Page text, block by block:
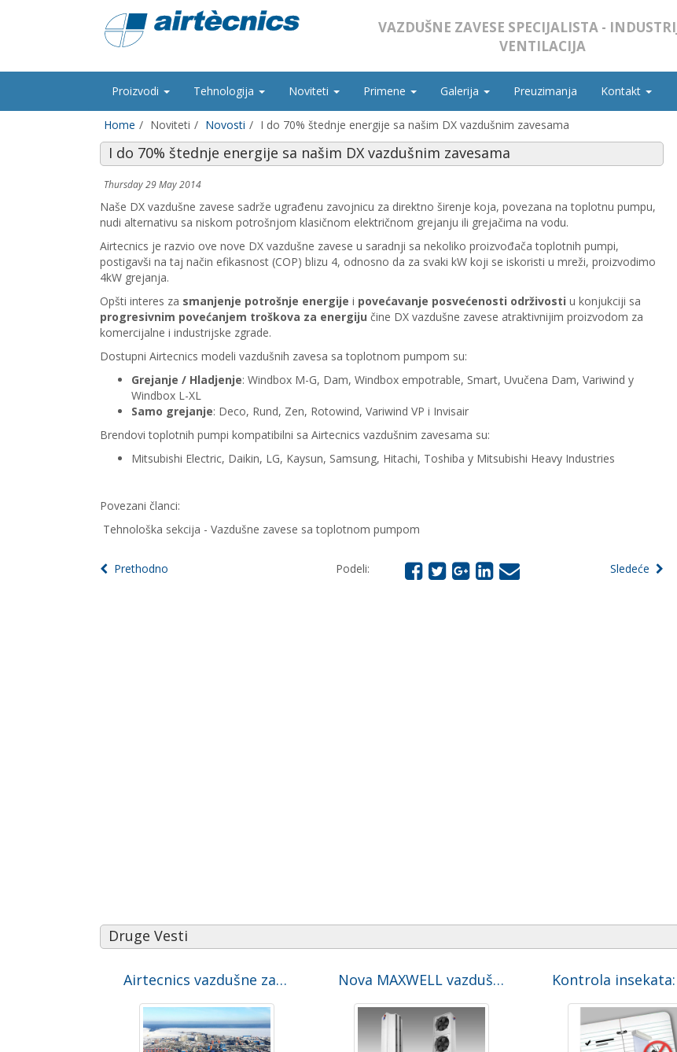
VAZDUŠNE ZAVESE SPECIJALISTA -
VENTILACIJA
Proizvodi Tehnologija Noviteti Primene Galerija Preuzimanja Kontakt
Home Noviteti Novosti I do 70% štednje energije sa našim DX vazdušnim zavesama
I do 70% štednje energije sa našim DX vazdušnim zavesama
Thursday 29 May 2014
Naše DX vazdušne zavese sadrže ugrađenu zavojnicu za direktno širenje koja, povezana na toplotnu pumpu,
nudi alternativu sa niskom potrošnjom klasičnom električnom grejanju ili grejačima na vodu.
Airtecnics je razvio ove nove DX vazdušne zavese u saradnji sa nekoliko proizvođača toplotnih pumpi,
postigavši na taj način efikasnost (COP) blizu 4, odnosno da za svaki kW koji se iskoristi u mreži, proizvodimo
4kW grejanja.
Opšti interes za smanjenje potrošnje energije i povećavanje posvećenosti održivosti u konjukciji sa
progresivnim povećanjem troškova za energiju čine DX vazdušne zavese atraktivnijim proizvodom za
komercijalne i industrijske zgrade.
Dostupni Airtecnics modeli vazdušnih zavesa sa toplotnom pumpom su:
Grejanje / Hladjenje: Windbox M-G, Dam, Windbox empotrable, Smart, Uvučena Dam, Variwind y
Windbox L-XL
Samo grejanje: Deco, Rund, Zen, Rotowind, Variwind VP i Invisair
Brendovi toplotnih pumpi kompatibilni sa Airtecnics vazdušnim zavesama su:
Mitsubishi Electric, Daikin, LG, Kaysun, Samsung, Hitachi, Toshiba y Mitsubishi Heavy Industries
Povezani članci:
Tehnološka sekcija - Vazdušne zavese sa toplotnom pumpom
Prethodno Podeli: Sledeće
Druge Vesti
Airtecnics vazdušne zavese protiv surovih arktičkih klimatskih uslova Nova MAXWELL vazdušna zavesa za industrijska vrata